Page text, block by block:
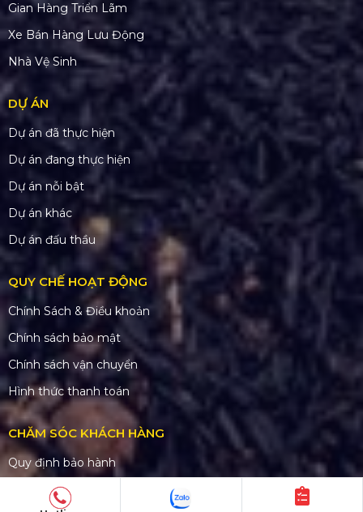
Gian Hàng Triển Lãm
Xe Bán Hàng Lưu Động
Nhà Vệ Sinh
DỰ ÁN
Dự án đã thực hiện
Dự án đang thực hiện
Dự án nỗi bật
Dự án khác
Dự án đấu thầu
QUY CHẾ HOẠT ĐỘNG
Chính Sách & Điều khoản
Chính sách bảo mật
Chính sách vận chuyển
Hình thức thanh toán
CHĂM SÓC KHÁCH HÀNG
Quy định bảo hành
Chính sách bán hàng